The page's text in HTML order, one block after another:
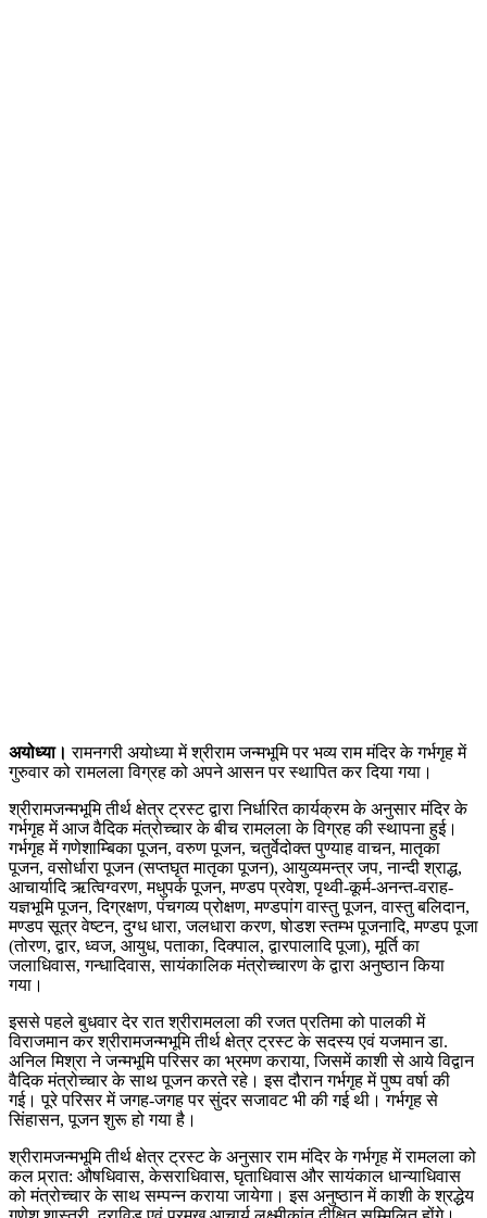
अयोध्या। रामनगरी अयोध्या में श्रीराम जन्मभूमि पर भव्य राम मंदिर के गर्भगृह में
गुरुवार को रामलला विग्रह को अपने आसन पर स्थापित कर दिया गया।
श्रीरामजन्मभूमि तीर्थ क्षेत्र ट्रस्ट द्वारा निर्धारित कार्यक्रम के अनुसार मंदिर के
गर्भगृह में आज वैदिक मंत्रोच्चार के बीच रामलला के विग्रह की स्थापना हुई।
गर्भगृह में गणेशाम्बिका पूजन, वरुण पूजन, चतुर्वेदोक्त पुण्याह वाचन, मातृका
पूजन, वसोर्धारा पूजन (सप्तघृत मातृका पूजन), आयुव्यमन्त्र जप, नान्दी श्राद्ध,
आचार्यादि ऋत्विग्वरण, मधुपर्क पूजन, मण्डप प्रवेश, पृथ्वी-कूर्म-अनन्त-वराह-
यज्ञभूमि पूजन, दिग्रक्षण, पंचगव्य प्रोक्षण, मण्डपांग वास्तु पूजन, वास्तु बलिदान,
मण्डप सूत्र वेष्टन, दुग्ध धारा, जलधारा करण, षोडश स्तम्भ पूजनादि, मण्डप पूजा
(तोरण, द्वार, ध्वज, आयुध, पताका, दिक्पाल, द्वारपालादि पूजा), मूर्ति का
जलाधिवास, गन्धादिवास, सायंकालिक मंत्रोच्चारण के द्वारा अनुष्ठान किया
गया।
इससे पहले बुधवार देर रात श्रीरामलला की रजत प्रतिमा को पालकी में
विराजमान कर श्रीरामजन्मभूमि तीर्थ क्षेत्र ट्रस्ट के सदस्य एवं यजमान डा.
अनिल मिश्रा ने जन्मभूमि परिसर का भ्रमण कराया, जिसमें काशी से आये विद्वान
वैदिक मंत्रोच्चार के साथ पूजन करते रहे। इस दौरान गर्भगृह में पुष्प वर्षा की
गई। पूरे परिसर में जगह-जगह पर सुंदर सजावट भी की गई थी। गर्भगृह से
सिंहासन, पूजन शुरू हो गया है।
श्रीरामजन्मभूमि तीर्थ क्षेत्र ट्रस्ट के अनुसार राम मंदिर के गर्भगृह में रामलला को
कल प्र्रात: औषधिवास, केसराधिवास, घृताधिवास और सायंकाल धान्याधिवास
को मंत्रोच्चार के साथ सम्पन्न कराया जायेगा। इस अनुष्ठान में काशी के श्रद्धेय